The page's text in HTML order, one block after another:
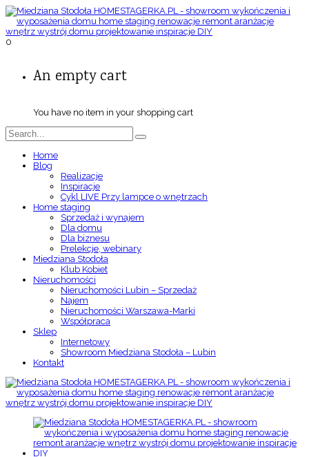
0
An empty cart
You have no item in your shopping cart
Home
Blog
Realizacje
Inspiracje
Cykl LIVE Przy lampce o wnętrzach
Home staging
Sprzedaż i wynajem
Dla domu
Dla biznesu
Prelekcje, webinary
Miedziana Stodoła
Klub Kobiet
Nieruchomości
Nieruchomości Lubin – Sprzedaż
Najem
Nieruchomości Warszawa-Marki
Współpraca
Sklep
Internetowy
Showroom Miedziana Stodoła – Lubin
Kontakt